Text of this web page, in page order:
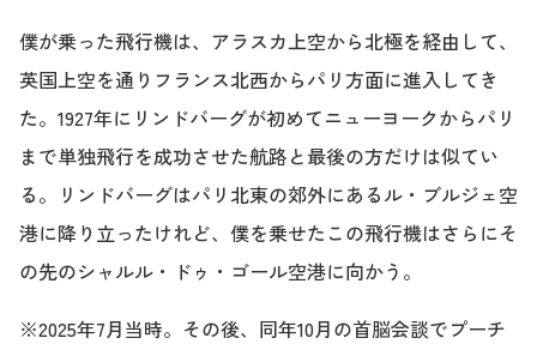
僕が乗った飛行機は、アラスカ上空から北極を経由して、
英国上空を通りフランス北西からパリ方面に進入してき
た。1927年にリンドバーグが初めてニューヨークからパリ
まで単独飛行を成功させた航路と最後の方だけは似てい
る。リンドバーグはパリ北東の郊外にあるル・ブルジェ空
港に降り立ったけれど、僕を乗せたこの飛行機はさらにそ
の先のシャルル・ドゥ・ゴール空港に向かう。
※2025年7月当時。その後、同年10月の首脳会談でプーチ